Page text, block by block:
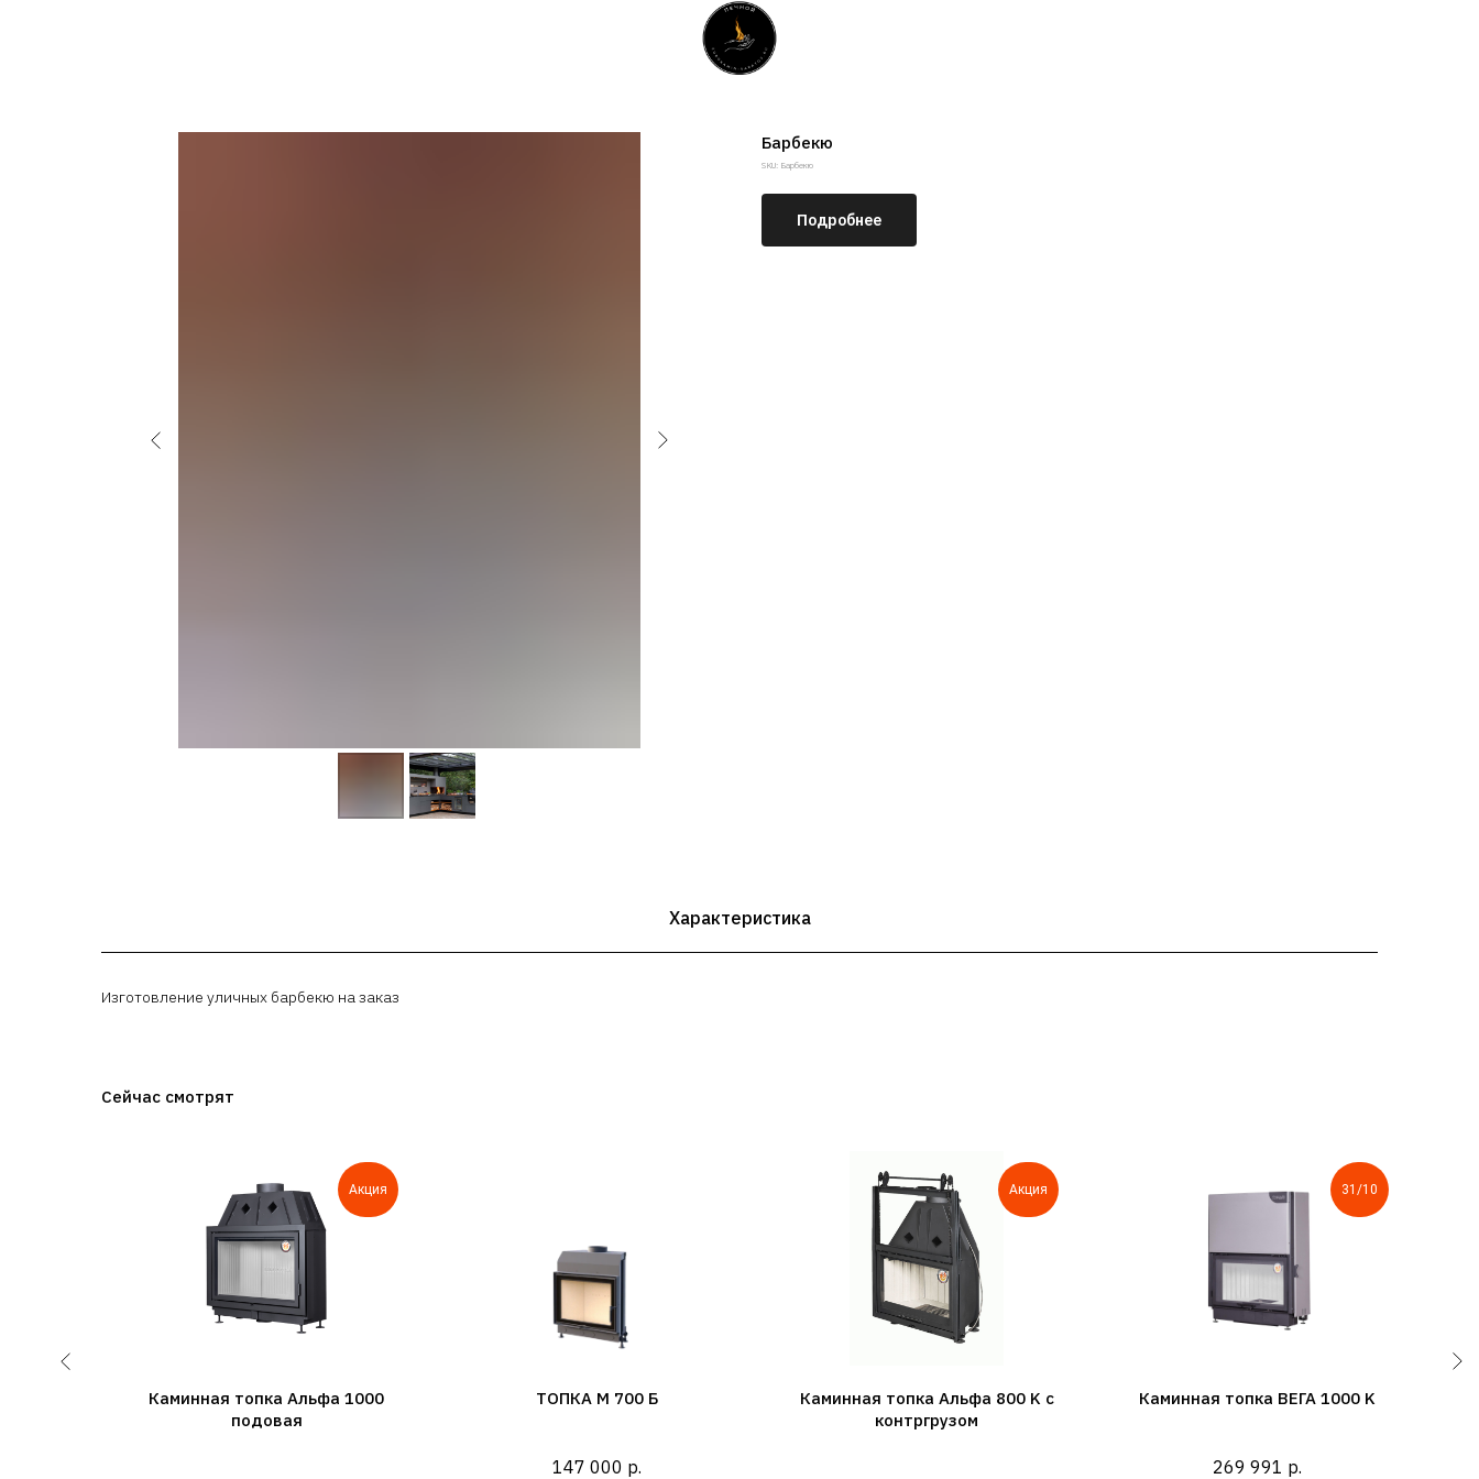
Барбекю
SKU: Барбекю
Подробнее
Характеристика
Изготовление уличных барбекю на заказ
Сейчас смотрят
Акция
Каминная топка Альфа 1000
подовая
ТОПКА М 700 Б
147 000 р.
Акция
Каминная топка Альфа 800 K с
контргрузом
31/10
Каминная топка ВЕГА 1000 K
269 991 р.